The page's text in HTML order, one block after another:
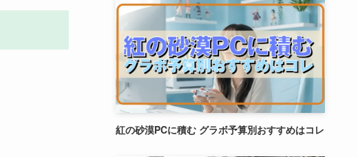
紅の砂漠PCに積む グラボ予算別おすすめはコレ